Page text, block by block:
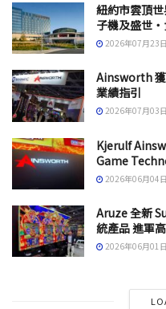
紐約市雲頂
子機及盛世
2026年07月23
Ainsworth 獲
業績指引
2026年07月03
Kjerulf
Game
2026年06月04
Aruze 全新
統產品 進軍
2026年06月01